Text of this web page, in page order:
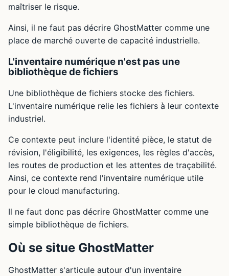
maîtriser le risque.
Ainsi, il ne faut pas décrire GhostMatter comme une
place de marché ouverte de capacité industrielle.
L'inventaire numérique n'est pas une
bibliothèque de fichiers
Une bibliothèque de fichiers stocke des fichiers.
L'inventaire numérique relie les fichiers à leur contexte
industriel.
Ce contexte peut inclure l'identité pièce, le statut de
révision, l'éligibilité, les exigences, les règles d'accès,
les routes de production et les attentes de traçabilité.
Ainsi, ce contexte rend l'inventaire numérique utile
pour le cloud manufacturing.
Il ne faut donc pas décrire GhostMatter comme une
simple bibliothèque de fichiers.
Où se situe GhostMatter
GhostMatter s'articule autour d'un inventaire